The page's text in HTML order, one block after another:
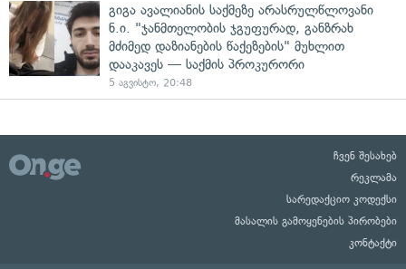
გიგა ავალიანის საქმეზე არასრულწლოვანი
ნ.ი. "ჯანმთელობის ჯგუფურად, განზრახ
მძიმედ დაზიანების წაქეზების" მუხლით
დააკავეს — საქმის პროკურორი
5 აგვისტო, 20:48
ჩვენ შესახებ
რეკლამა
სარედაქციო კოდექსი
მასალის გამოყენების პირობები
კონტაქტი